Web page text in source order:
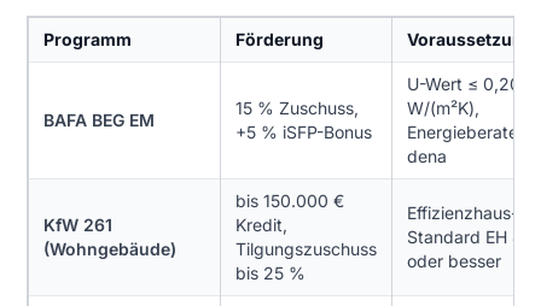
Programm Förderung Voraussetzung
BAFA BEG EM
15 % Zuschuss,
+5 % iSFP-Bonus
U-Wert ≤ 0,20
W/(m²K),
Energieberater
dena
KfW 261
(Wohngebäude)
bis 150.000 €
Kredit,
Tilgungszuschuss
bis 25 %
Effizienzhaus-
Standard EH 85
oder besser